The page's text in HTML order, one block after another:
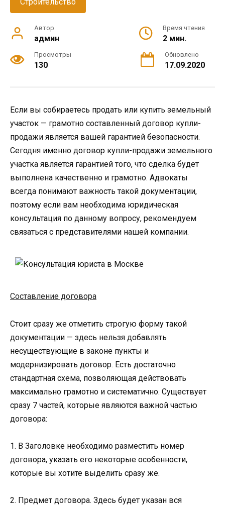
Автор
админ
Время чтения
2 мин.
Просмотры
130
Обновлено
17.09.2020
Если вы собираетесь продать или купить земельный
участок — грамотно составленный договор купли-
продажи является вашей гарантией безопасности.
Сегодня именно договор купли-продажи земельного
участка является гарантией того, что сделка будет
выполнена качественно и грамотно. Адвокаты
всегда понимают важность такой документации,
поэтому если вам необходима юридическая
консультация по данному вопросу, рекомендуем
связаться с представителями нашей компании.
Составление договора
Стоит сразу же отметить строгую форму такой
документации — здесь нельзя добавлять
несуществующие в законе пункты и
модернизировать договор. Есть достаточно
стандартная схема, позволяющая действовать
максимально грамотно и систематично. Существует
сразу 7 частей, которые являются важной частью
договора:
1. В Заголовке необходимо разместить номер
договора, указать его некоторые особенности,
которые вы хотите выделить сразу же.
2. Предмет договора. Здесь будет указан вся